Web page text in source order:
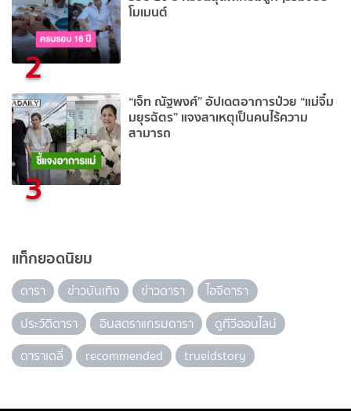
2
โมเมนต์
3
“เจ็ท ณัฐพงศ์” อัปเดตอาการป่วย “แม่จิ๋ม
มยุรฉัตร” แจงสาเหตุเป็นคนไร้ความ
สามารถ
แท็กยอดนิยม
ดารา ข่าวบันเทิง ข่าวดารา
ไอจีดารา
ประวัติดารา
อินสตราแกรมดารา
ดูทีวีออนไลน์
ดาราเดลี่
recommended trueidstory